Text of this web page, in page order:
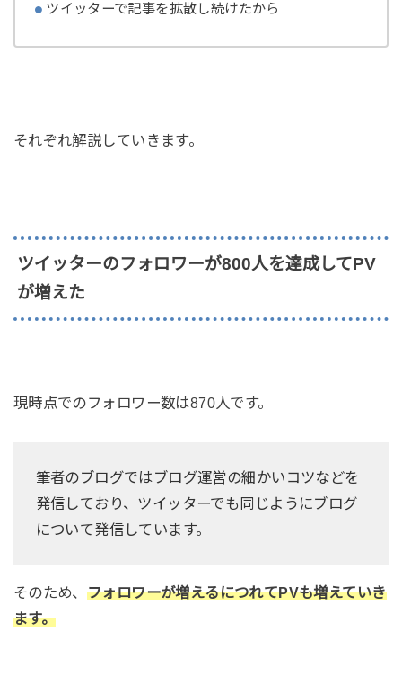
ツイッターで記事を拡散し続けたから
それぞれ解説していきます。
ツイッターのフォロワーが800人を達成してPV
が増えた
現時点でのフォロワー数は870人です。
筆者のブログではブログ運営の細かいコツなどを
発信しており、ツイッターでも同じようにブログ
について発信しています。
そのため、 フォロワーが増えるにつれてPVも増えていき
ます。